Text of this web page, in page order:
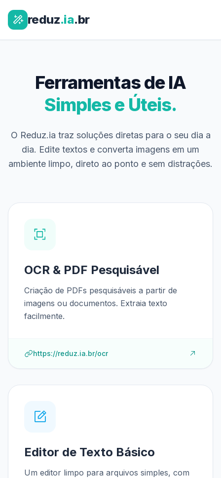
reduz.ia.br
Ferramentas de IA
Simples e Úteis.
O Reduz.ia traz soluções diretas para o seu dia a
dia. Edite textos e converta imagens em um
ambiente limpo, direto ao ponto e sem distrações.
OCR & PDF Pesquisável
Criação de PDFs pesquisáveis a partir de
imagens ou documentos. Extraia texto
facilmente.
https://reduz.ia.br/ocr
Editor de Texto Básico
Um editor limpo para arquivos simples, com